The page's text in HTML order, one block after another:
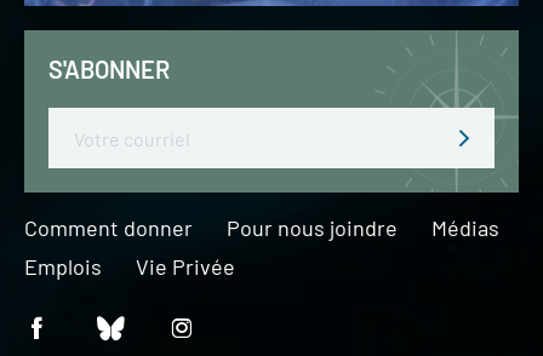
S'ABONNER
Comment donner Pour nous joindre
Médias
Emplois
Vie Privée